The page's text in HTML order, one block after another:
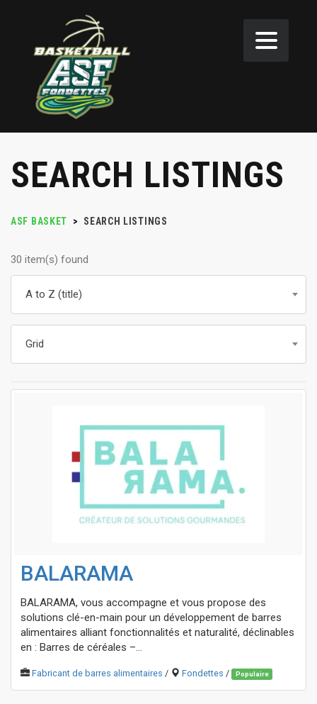
SEARCH LISTINGS
ASF BASKET > SEARCH LISTINGS
30 item(s) found
A to Z (title)
Grid
BALARAMA
BALARAMA, vous accompagne et vous propose des
solutions clé-en-main pour un développement de barres
alimentaires alliant fonctionnalités et naturalité, déclinables
en : Barres de céréales –...
Fabricant de barres alimentaires / Fondettes / Populaire